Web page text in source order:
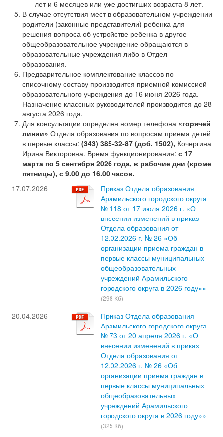
лет и 6 месяцев или уже достигших возраста 8 лет.
В случае отсутствия мест в образовательном учреждении
родители (законные представители) ребенка для
решения вопроса об устройстве ребенка в другое
общеобразовательное учреждение обращаются в
образовательные учреждения либо в Отдел
образования.
Предварительное комплектование классов по
списочному составу производится приемной комиссией
образовательного учреждения до 16 июня 2026 года.
Назначение классных руководителей производится до 28
августа 2026 года.
Для консультации определен номер телефона «горячей
линии» Отдела образования по вопросам приема детей
в первые классы: (343) 385-32-87 (доб. 1502), Кочергина
Ирина Викторовна. Время функционирования: с 17
марта по 5 сентября 2026 года, в рабочие дни (кроме
пятницы), с 9.00 до 16.00 часов.
17.07.2026
Приказ Отдела образования
Арамильского городского округа
№ 118 от 17 июля 2026 г. «О
внесении изменений в приказ
Отдела образования от
12.02.2026 г. № 26 «Об
организации приема граждан в
первые классы муниципальных
общеобразовательных
учреждений Арамильского
городского округа в 2026 году»»
(298 Кб)
20.04.2026
Приказ Отдела образования
Арамильского городского округа
№ 73 от 20 апреля 2026 г. «О
внесении изменений в приказ
Отдела образования от
12.02.2026 г. № 26 «Об
организации приема граждан в
первые классы муниципальных
общеобразовательных
учреждений Арамильского
городского округа в 2026 году»»
(325 Кб)